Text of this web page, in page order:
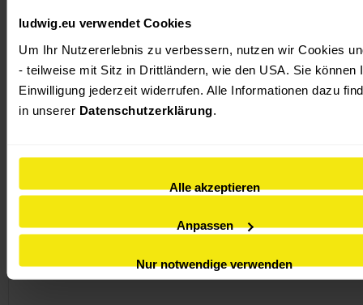
ludwig.eu verwendet Cookies
Um Ihr Nutzererlebnis zu verbessern, nutzen wir Cookies
- teilweise mit Sitz in Drittländern, wie den USA. Sie können
Einwilligung jederzeit widerrufen. Alle Informationen dazu
in unserer Datenschutzerklärung
Alle akzeptieren
Anpassen
Nur notwendige verwenden
Paidi
Jugendstuhl